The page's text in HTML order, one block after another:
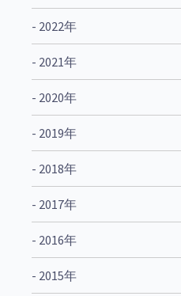
- 2022年
- 2021年
- 2020年
- 2019年
- 2018年
- 2017年
- 2016年
- 2015年